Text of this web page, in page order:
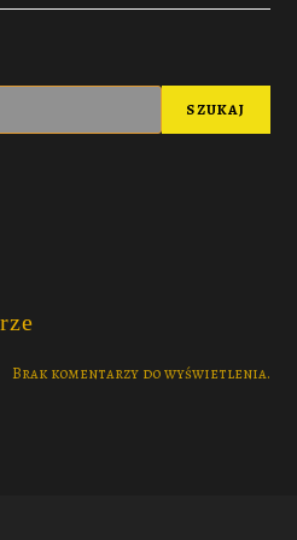
SZUKAJ
Brak komentarzy do wyświetlenia.